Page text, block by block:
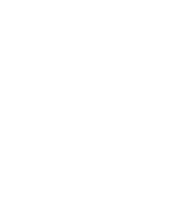
圣保罗上演拉美电子盛宴